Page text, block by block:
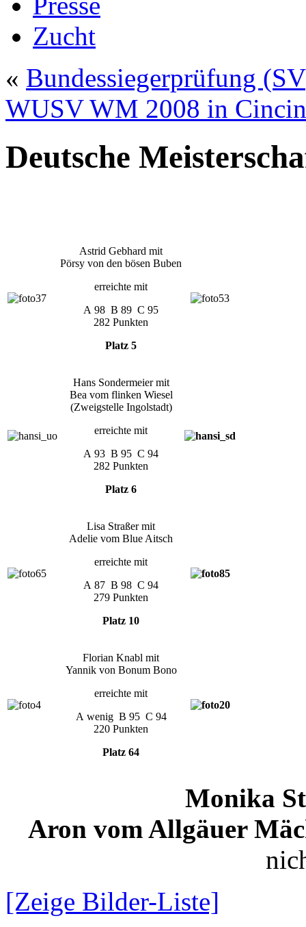
Zucht
« Bundessiegerprüfung
WUSV WM 2008 in
Deutsche
Astrid Gebhard mit
Pörsy von den bösen Buben
erreichte mit
A 98 B 89 C 95
282 Punkten
Platz 5
Hans Sondermeier mit
Bea vom flinken Wiesel
(Zweigstelle Ingolstadt)
erreichte mit
A 93 B 95 C 94
282 Punkten
Platz 6
Lisa Straßer mit
Adelie vom Blue Aitsch
erreichte mit
A 87 B 98 C 94
279 Punkten
Platz 10
Florian Knabl mit
Yannik von Bonum Bono
erreichte mit
A wenig B 95 C 94
220 Punkten
Platz 64
Monika
Aron vom Allgäuer
[Zeige Bilder-Liste]